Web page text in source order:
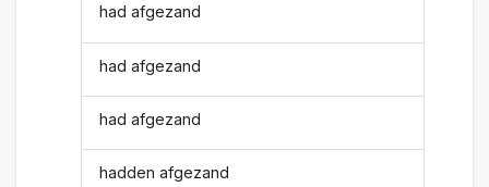
had afgezand
had afgezand
had afgezand
hadden afgezand